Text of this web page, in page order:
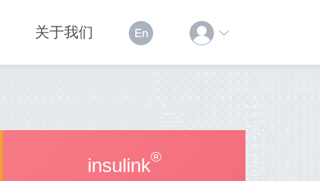
关于我们
insulink®